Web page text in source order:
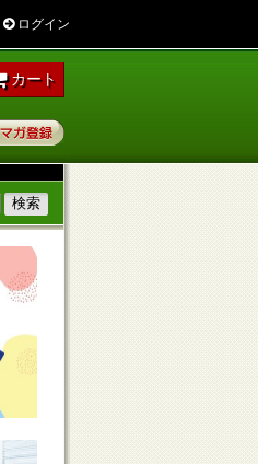
ログイン
カート